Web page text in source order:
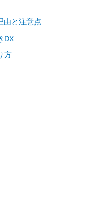
由と注意点
DX
方